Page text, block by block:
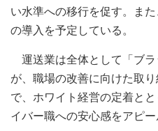
い水準への移行を促す。ま
の導入を予定している。
運送業は全体として「ブ
が、職場の改善に向けた取
で、ホワイト経営の定着と
イバー職への安心感をアピー